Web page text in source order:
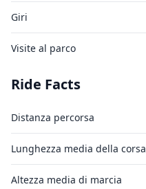
Giri
Visite al parco
Ride Facts
Distanza percorsa
Lunghezza media della corsa
Altezza media di marcia